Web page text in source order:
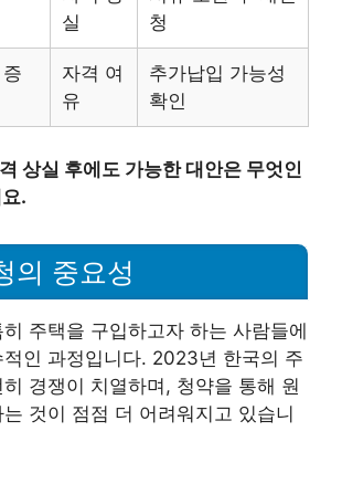
실
청
자격 여
유
추가납입 가능성
확인
상실 후에도 가능한 대안은 무엇인
.
의 중요성
주택을 구입하고자 하는 사람들에
인 과정입니다. 2023년 한국의 주
경쟁이 치열하며, 청약을 통해 원
것이 점점 더 어려워지고 있습니